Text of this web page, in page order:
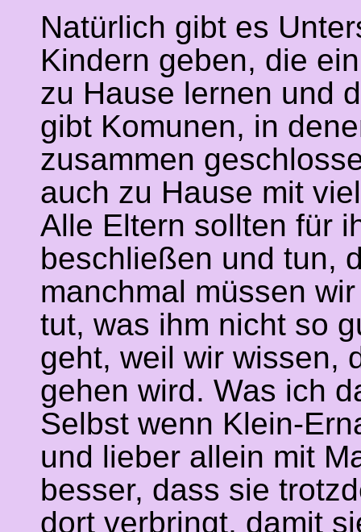
Natürlich gibt es
Kindern geben, die
zu Hause lernen und
gibt Komunen, in
zusammen
auch zu Hause mit
Alle Eltern sollten für
beschließen und tun,
manchmal müssen
tut, was ihm nicht so
geht, weil wir wissen,
gehen wird. Was ich
Selbst wenn Klein-
und lieber allein mit
besser, dass sie
dort verbringt, damit